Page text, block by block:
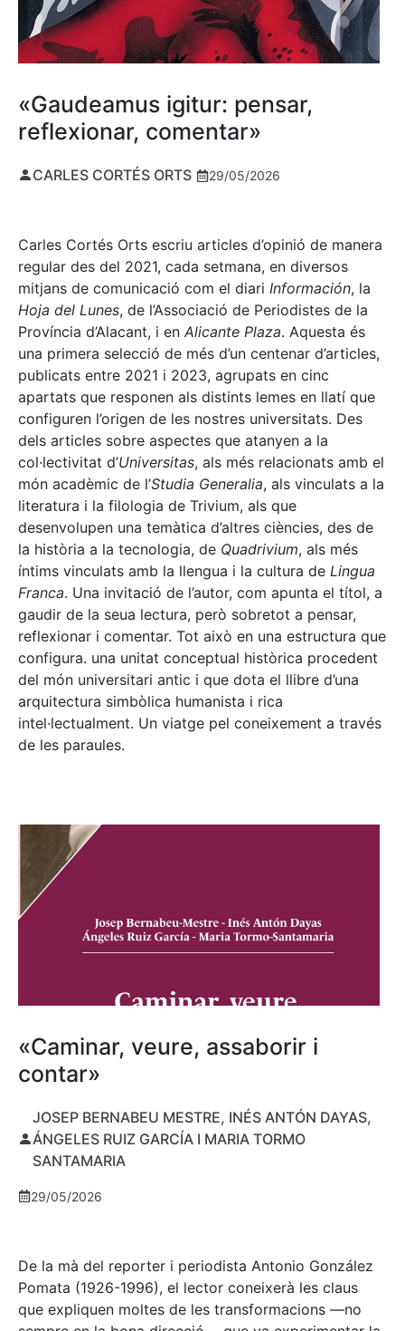
«Gaudeamus igitur: pensar,
reflexionar, comentar»
CARLES CORTÉS ORTS 29/05/2026
Carles Cortés Orts escriu articles d’opinió de manera
regular des del 2021, cada setmana, en diversos
mitjans de comunicació com el diari Información, la
Hoja del Lunes, de l’Associació de Periodistes de la
Província d’Alacant, i en Alicante Plaza. Aquesta és
una primera selecció de més d’un centenar d’articles,
publicats entre 2021 i 2023, agrupats en cinc
apartats que responen als distints lemes en llatí que
configuren l’origen de les nostres universitats. Des
dels articles sobre aspectes que atanyen a la
col·lectivitat d’Universitas, als més relacionats amb el
món acadèmic de l’Studia Generalia, als vinculats a la
literatura i la filologia de Trivium, als que
desenvolupen una temàtica d’altres ciències, des de
la història a la tecnologia, de Quadrivium, als més
íntims vinculats amb la llengua i la cultura de Lingua
Franca. Una invitació de l’autor, com apunta el títol, a
gaudir de la seua lectura, però sobretot a pensar,
reflexionar i comentar. Tot això en una estructura que
configura. una unitat conceptual històrica procedent
del món universitari antic i que dota el llibre d’una
arquitectura simbòlica humanista i rica
intel·lectualment. Un viatge pel coneixement a través
de les paraules.
«Caminar, veure, assaborir i
contar»
JOSEP BERNABEU MESTRE, INÉS ANTÓN DAYAS,
ÁNGELES RUIZ GARCÍA I MARIA TORMO
SANTAMARIA
29/05/2026
De la mà del reporter i periodista Antonio González
Pomata (1926-1996), el lector coneixerà les claus
que expliquen moltes de les transformacions —no